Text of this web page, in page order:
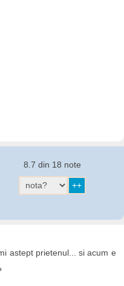
8.7 din 18 note
astept prietenul... si acum e